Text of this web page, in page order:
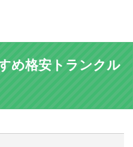
め格安トランクル